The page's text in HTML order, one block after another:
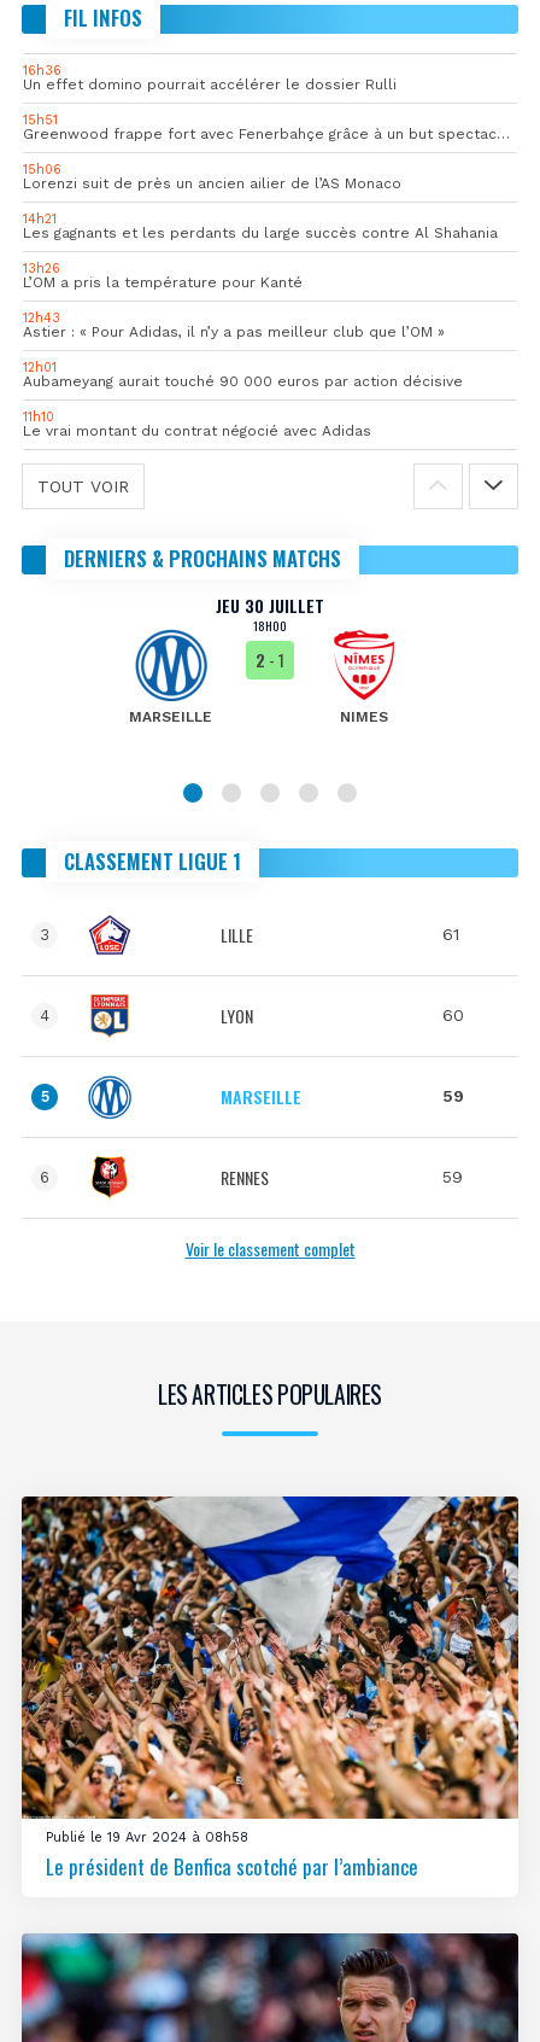
FIL INFOS
16h36
Un effet domino pourrait accélérer le dossier Rulli
15h51
Greenwood frappe fort avec Fenerbahçe grâce à un but spectaculaire
15h06
Lorenzi suit de près un ancien ailier de l’AS Monaco
14h21
Les gagnants et les perdants du large succès contre Al Shahania
13h26
L’OM a pris la température pour Kanté
12h43
Astier : « Pour Adidas, il n’y a pas meilleur club que l’OM »
12h01
Aubameyang aurait touché 90 000 euros par action décisive
11h10
Le vrai montant du contrat négocié avec Adidas
TOUT VOIR
DERNIERS & PROCHAINS MATCHS
JEU 30 JUILLET
18H00
MARSEILLE
2 - 1
NIMES
CLASSEMENT LIGUE 1
3 LILLE 61
4 LYON 60
5 MARSEILLE 59
6 RENNES 59
Voir le classement complet
LES ARTICLES POPULAIRES
Publié le 19 Avr 2024 à 08h58
Le président de Benfica scotché par l’ambiance